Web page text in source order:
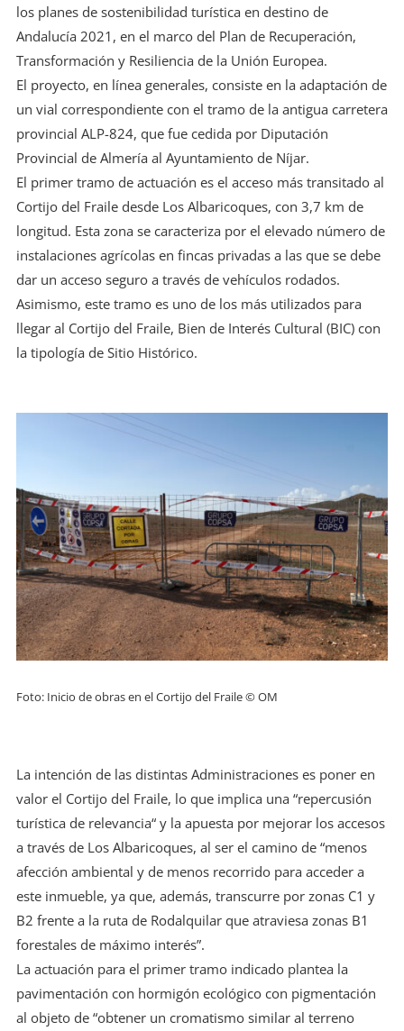
los planes de sostenibilidad turística en destino de
Andalucía 2021, en el marco del Plan de Recuperación,
Transformación y Resiliencia de la Unión Europea.
El proyecto, en línea generales, consiste en la adaptación de
un vial correspondiente con el tramo de la antigua carretera
provincial ALP-824, que fue cedida por Diputación
Provincial de Almería al Ayuntamiento de Níjar.
El primer tramo de actuación es el acceso más transitado al
Cortijo del Fraile desde Los Albaricoques, con 3,7 km de
longitud. Esta zona se caracteriza por el elevado número de
instalaciones agrícolas en fincas privadas a las que se debe
dar un acceso seguro a través de vehículos rodados.
Asimismo, este tramo es uno de los más utilizados para
llegar al Cortijo del Fraile, Bien de Interés Cultural (BIC) con
la tipología de Sitio Histórico.
Foto: Inicio de obras en el Cortijo del Fraile © OM
La intención de las distintas Administraciones es poner en
valor el Cortijo del Fraile, lo que implica una “repercusión
turística de relevancia“ y la apuesta por mejorar los accesos
a través de Los Albaricoques, al ser el camino de “menos
afección ambiental y de menos recorrido para acceder a
este inmueble, ya que, además, transcurre por zonas C1 y
B2 frente a la ruta de Rodalquilar que atraviesa zonas B1
forestales de máximo interés”.
La actuación para el primer tramo indicado plantea la
pavimentación con hormigón ecológico con pigmentación
al objeto de “obtener un cromatismo similar al terreno